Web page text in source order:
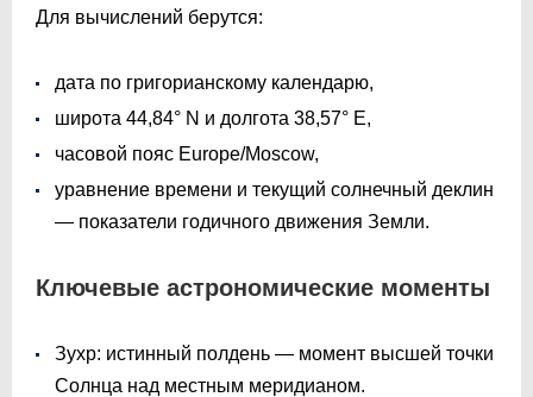
Для вычислений берутся:
дата по григорианскому календарю,
широта 44,84° N и долгота 38,57° E,
часовой пояс Europe/Moscow,
уравнение времени и текущий солнечный деклин
— показатели годичного движения Земли.
Ключевые астрономические моменты
Зухр: истинный полдень — момент высшей точки
Солнца над местным меридианом.